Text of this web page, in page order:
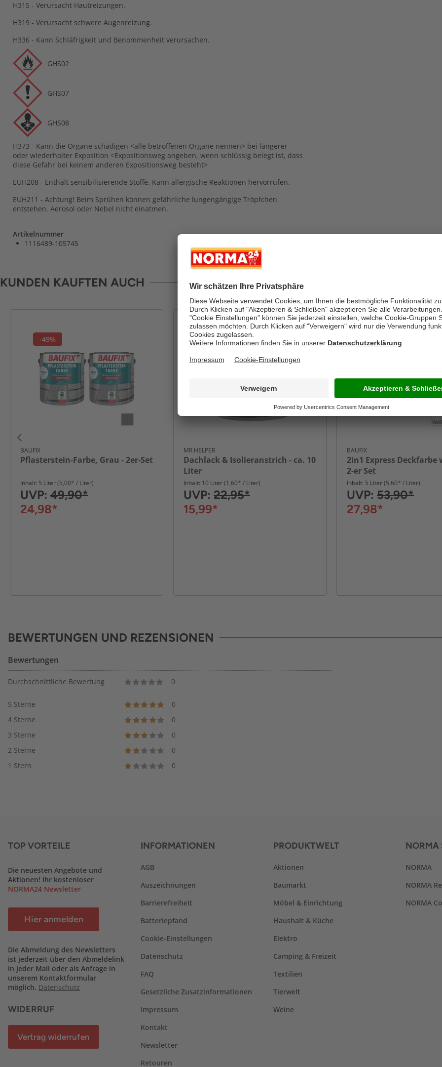
H315 - Verursacht Hautreizungen.
H319 - Verursacht schwere Augenreizung.
H336 - Kann Schläfrigkeit und Benommenheit verursachen.
GHS02
GHS07
GHS08
H373 - Kann die Organe schädigen <alle betroffenen Organe nennen> bei längerer
oder wiederholter Exposition <Expositionsweg angeben, wenn schlüssig belegt ist, dass
diese Gefahr bei keinem anderen Expositionsweg besteht>
EUH208 - Enthält sensibilisierende Stoffe. Kann allergische Reaktionen hervorrufen.
EUH211 - Achtung! Beim Sprühen können gefährliche lungengängige Tröpfchen
entstehen. Aerosol oder Nebel nicht einatmen.
Artikelnummer
1116489-105745
KUNDEN KAUFTEN AUCH
-49%
BAUFIX
Pflasterstein-Farbe, Grau - 2er-Set
Inhalt: 5 Liter (5,00* / Liter)
UVP: 49,90*
24,98*
-30%
MR HELPER
Dachlack & Isolieranstrich - ca. 10
Liter
Inhalt: 10 Liter (1,60* / Liter)
UVP: 22,95*
15,99*
-48%
BAUFIX
2in1 Express Deckfarbe
2-er Set
Inhalt: 5 Liter (5,60* / Liter)
UVP: 53,90*
27,98*
BEWERTUNGEN UND REZENSIONEN
Bewertungen
Durchschnittliche Bewertung 0
5 Sterne
0
4 Sterne
0
3 Sterne
0
2 Sterne
0
1 Stern
0
TOP VORTEILE
Die neuesten Angebote und
Aktionen! Ihr kostenloser
NORMA24 Newsletter
Hier anmelden
Die Abmeldung des Newsletters
ist jederzeit über den Abmeldelink
in jeder Mail oder als Anfrage in
unserem Kontaktformular
möglich. Datenschutz
WIDERRUF
Vertrag widerrufen
INFORMATIONEN
AGB
Auszeichnungen
Barrierefreiheit
Batteriepfand
Cookie-Einstellungen
Datenschutz
FAQ
Gesetzliche Zusatzinformationen
Impressum
Kontakt
Newsletter
Retouren
PRODUKTWELT
Aktionen
Baumarkt
Möbel & Einrichtung
Haushalt & Küche
Elektro
Camping & Freizeit
Textilien
Tierwelt
Weine
NORMA
NORMA
NORMA
NORMA